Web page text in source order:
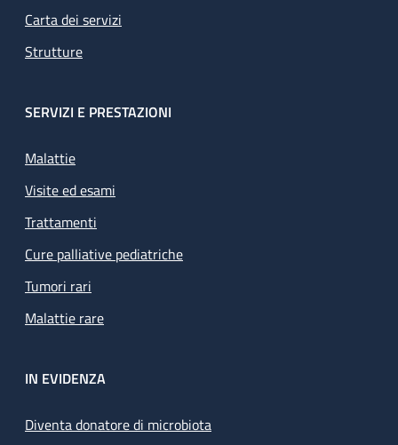
Carta dei servizi
Strutture
SERVIZI E PRESTAZIONI
Malattie
Visite ed esami
Trattamenti
Cure palliative pediatriche
Tumori rari
Malattie rare
IN EVIDENZA
Diventa donatore di microbiota